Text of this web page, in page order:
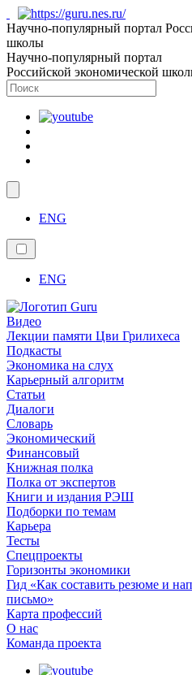
Научно-популярный портал
школы
Научно-популярный портал
Российской экономической
ENG
ENG
Видео
Лекции памяти Цви Грилихеса
Подкасты
Экономика на слух
Карьерный алгоритм
Статьи
Диалоги
Словарь
Экономический
Финансовый
Книжная полка
Полка от экспертов
Книги и издания РЭШ
Подборки по темам
Карьера
Тесты
Спецпроекты
Горизонты экономики
Гид «Как составить резюме и
письмо»
Карта профессий
О наc
Команда проекта